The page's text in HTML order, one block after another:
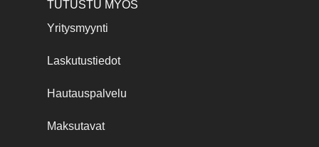
TUTUSTU MYÖS
Yritysmyynti
Laskutustiedot
Hautauspalvelu
Maksutavat